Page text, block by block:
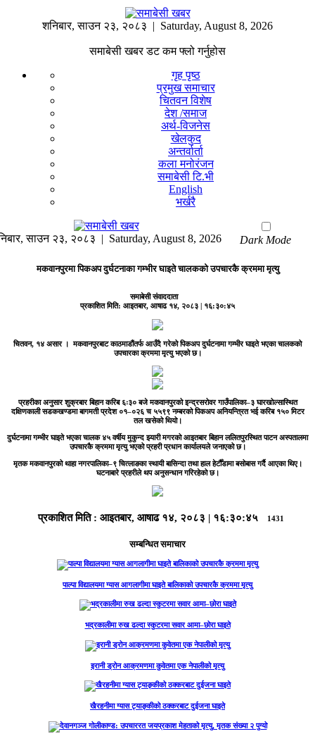
शनिबार,साउन २३, २०८३ | Saturday, August 8, 2026
समाबेसी खबर डट कम फ्लो गर्नुहोस
गृह पृष्ठ
प्रमुख समाचार
चितवन विशेष
देश /समाज
अर्थ-विजनेस
खेलकुद
अन्तर्वार्ता
कला मनोरंजन
समाबेसी टि.भी
English
भर्खरै
,साउन २३, २०८३ | Saturday, August 8, 2026 Dark Mode
मकवानपुरमा पिकअप दुर्घटनाका गम्भीर घाइते चालकको उपचारकै क्रममा मृत्यु
समाबेसी संवाददाता
प्रकाशित मिति: आइतबार, आषाढ १४, २०८३ | १६:३०:४५
चितवन, १४ असार । मकवानपुरबाट काठमाडौंतर्फ आउँदै गरेको पिकअप दुर्घटनामा गम्भीर घाइते भएका चालकको
उपचारका क्रममा मृत्यु भएको छ।
प्रहरीका अनुसार शुक्रबार बिहान करिब ६ः३० बजे मकवानपुरको इन्द्रसरोवर गाउँपालिका–३ घारखोल्सास्थित
दक्षिणकाली सडकखण्डमा बागमती प्रदेश ०१–०२६ च ५५९९ नम्बरको पिकअप अनियन्त्रित भई करिब १५० मिटर
तल खसेको थियो।
दुर्घटनामा गम्भीर घाइते भएका चालक ४५ वर्षीय मुकुन्द झ्यारी मगरको आइतबार बिहान ललितपुरस्थित पाटन अस्पतालमा
उपचारकै क्रममा मृत्यु भएको प्रहरी प्रधान कार्यालयले जनाएको छ।
मृतक मकवानपुरको थाहा नगरपालिका–९ चित्लाङका स्थायी बासिन्दा तथा हाल हेटौँडामा बसोबास गर्दै आएका थिए।
घटनाबारे प्रहरीले थप अनुसन्धान गरिरहेको छ।
प्रकाशित मिति : आइतबार, आषाढ १४, २०८३ | १६:३०:४५ 1431
सम्बन्धित समाचार
पाल्पा विद्यालयमा ग्यास आगलागीमा घाइते बालिकाको उपचारकै क्रममा मृत्यु
भद्रकालीमा रुख ढल्दा स्कुटरमा सवार आमा–छोरा घाइते
इरानी ड्रोन आक्रमणमा कुवेतमा एक नेपालीको मृत्यु
खैरहनीमा ग्यास ट्याङ्कीको ठक्करबाट दुईजना घाइते